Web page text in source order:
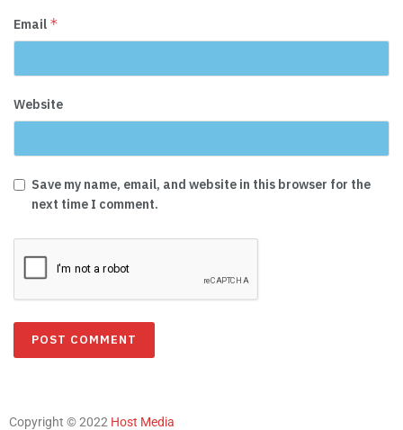
Email *
Website
Save my name, email, and website in this browser for the
next time I comment.
Copyright © 2022 Host Media